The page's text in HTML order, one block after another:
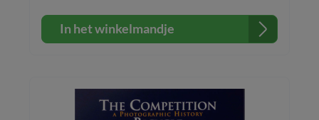
In het winkelmandje